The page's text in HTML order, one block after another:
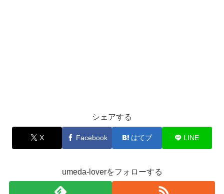
シェアする
X Facebook はてブ LINE
umeda-loverをフォローする